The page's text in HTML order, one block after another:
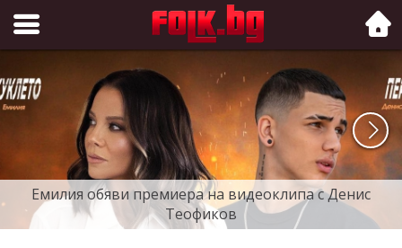
Folk.bg
Емилия обяви премиера на видеоклипа с Денис
Теофиков